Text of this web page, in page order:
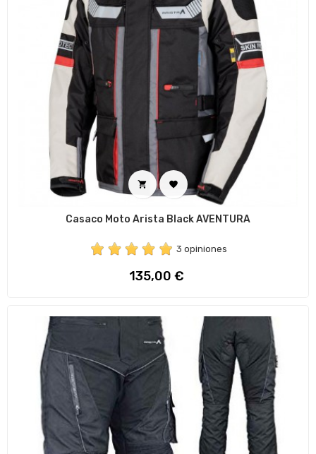
 
Casaco Moto Arista Black AVENTURA
3 opiniones
Preço
135,00 €